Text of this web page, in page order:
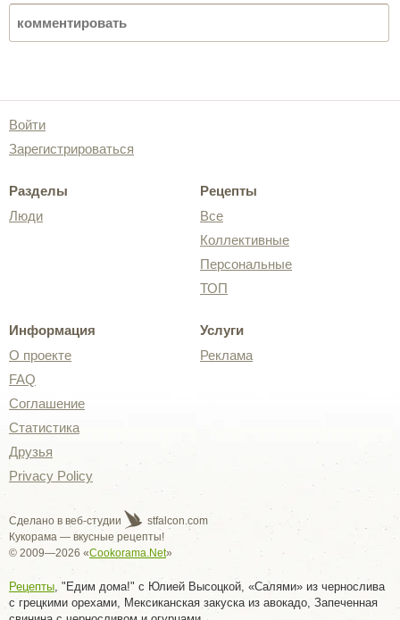
Войти
Зарегистрироваться
Разделы
Люди
Рецепты
Все
Коллективные
Персональные
ТОП
Информация
О проекте
FAQ
Соглашение
Статистика
Друзья
Privacy Policy
Услуги
Реклама
Сделано в веб-студии
stfalcon.com
Кукорама — вкусные рецепты!
© 2009—2026 «Cookorama.Net»
Рецепты, "Едим дома!" с Юлией Высоцкой, «Салями» из чернослива
с грецкими орехами, Мексиканская закуска из авокадо, Запеченная